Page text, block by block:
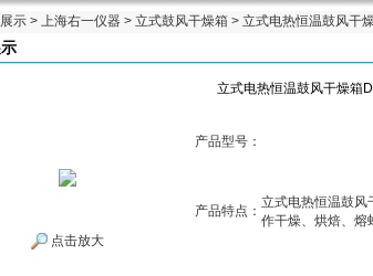
示 > 上海右一仪器 > 立式鼓风干燥箱 > 立式电热恒温鼓风干
立式电热恒温鼓风干燥箱
点击放大
产品型号：
产品特点：
立式电热恒温鼓风
作干燥、烘焙、熔